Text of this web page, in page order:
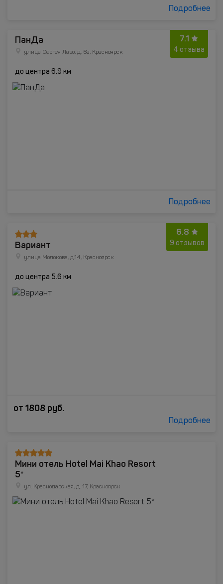
Подробнее
7.1
4 отзыва
ПанДа
улица Сергея Лазо, д. 6а, Красноярск
до центра 6.9 км
Подробнее
6.8
9 отзывов
Вариант
улица Молокова, д.14, Красноярск
до центра 5.6 км
от 1808 руб.
Подробнее
Мини отель Hotel Mai Khao Resort
5*
ул. Краснодарская, д. 17, Красноярск